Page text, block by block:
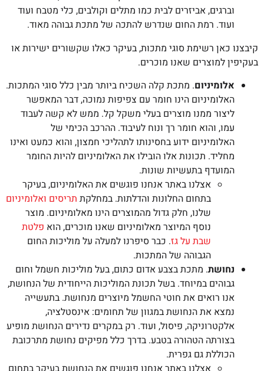
וברגים, אביזרים לבית כמו מתלים וקולבים, כלי מטבח ועוד
ועוד. רמת החום שנדרש להתכה של מתכת גבוהה מאוד.
קיבצנו כאן רשימת סוגי מתכות, בעיקר כאלו שקשורים ישירות או
בעקיפין למוצרים שאנו מוכרים.
אלומיניום. מתכת קלה השכיח ביותר מבין כלל סוגי המתכות.
האלומיניום הינו חומר עם צפיפות נמוכה, דבר המאפשר
ליצור ממנו מוצרים בעלי משקל קל. ממש לא קשה לעבוד
עמו, והוא חומר רך ונוח לעיבוד. ההרכב הכימי של
האלומיניום ידוע בחסינותו לתהליכי חמצון, והוא כמעט ואינו
מחליד. תכונות אלו הובילו את האלומיניום להיות החומר
המועדף בתעשיות שונות.
אצלנו באתר אנחנו פוגשים את האלומיניום, בעיקר
בתחום החלונות והדלתות. במחלקת תריסים ואלומיניום
שלנו, חלק גדול מהמוצרים הינו מאלומיניום. מוצר
נוסף המיוצר מאלומיניום שאנו מוכרים, הוא פלטת
שבת על גז. כבר סיפרנו למעלה על מוליכות החום
הגבוהה של המתכות.
נחושת. מתכת בצבע אדום כתום, בעל מוליכות חשמל וחום
גבוהים במיוחד. בשל תכונת המוליכות הייחודית של הנחושת,
אנו רואים את חוטי החשמל מיוצרים מנחושת. בתעשייה
נמצא את הנחושת במגוון של תחומים: אינסטלציה,
אלקטרוניקה, פיסול, ועוד. רק במקרים נדירים הנחושת מופיע
בצורתה הטהורה בטבע. בדרך כלל מפיקים נחושת מתרכובת
הכוללת גם גפרית.